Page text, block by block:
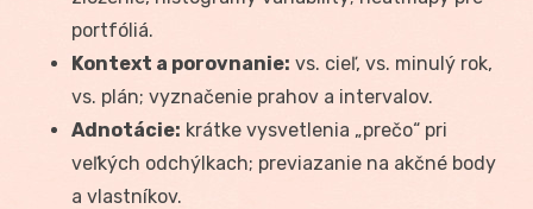
portfóliá.
Kontext a porovnanie: vs. cieľ, vs. minulý rok,
vs. plán; vyznačenie prahov a intervalov.
Adnotácie: krátke vysvetlenia „prečo“ pri
veľkých odchýlkach; previazanie na akčné body
a vlastníkov.